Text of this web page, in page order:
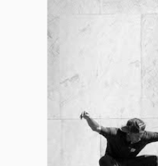
Gentlemen
382
Wellness 1817
ПОСЛЕДВАЙТЕ